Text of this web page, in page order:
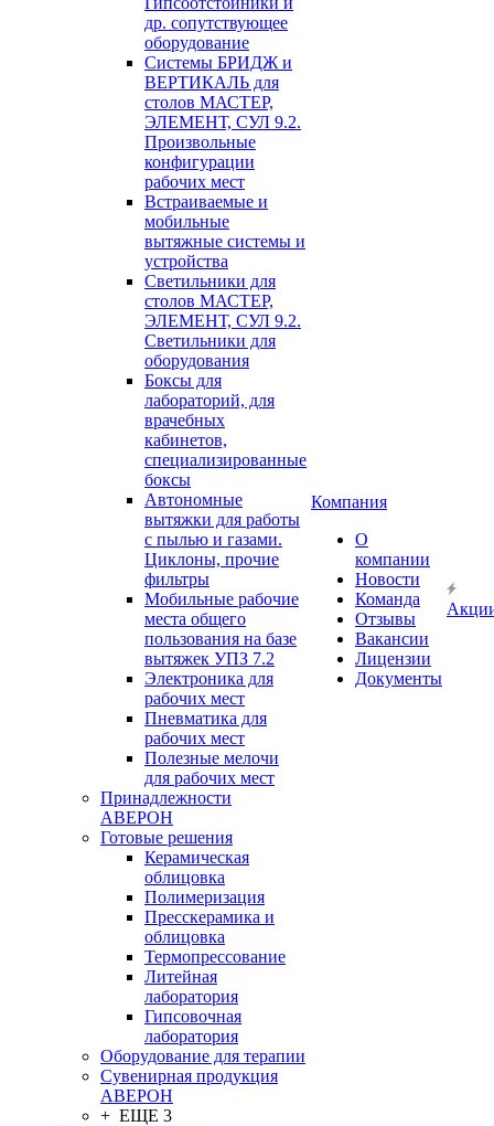
др. сопутствующее
оборудование
Системы БРИДЖ и
ВЕРТИКАЛЬ для
столов МАСТЕР,
ЭЛЕМЕНТ, СУЛ 9.2.
Произвольные
конфигурации
рабочих мест
Встраиваемые и
мобильные
вытяжные системы и
устройства
Светильники для
столов МАСТЕР,
ЭЛЕМЕНТ, СУЛ 9.2.
Светильники для
оборудования
Боксы для
лабораторий, для
врачебных
кабинетов,
специализированные
боксы
Автономные
вытяжки для работы
с пылью и газами.
Циклоны, прочие
фильтры
Мобильные рабочие
места общего
пользования на базе
вытяжек УПЗ 7.2
Электроника для
рабочих мест
Пневматика для
рабочих мест
Полезные мелочи
для рабочих мест
Принадлежности
АВЕРОН
Готовые решения
Керамическая
облицовка
Полимеризация
Пресскерамика и
облицовка
Термопрессование
Литейная
лаборатория
Гипсовочная
лаборатория
Оборудование для терапии
Сувенирная продукция
АВЕРОН
+ ЕЩЕ 3
Компания
О
компании
Новости
Команда
Отзывы
Вакансии
Лицензии
Документы